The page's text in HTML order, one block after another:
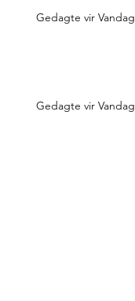
Gedagte vir Vandag
Gedagte vir Vandag